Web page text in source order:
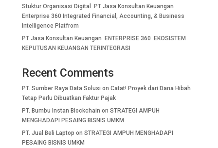
Stuktur Organisasi Digital PT Jasa Konsultan Keuangan
Enterprise 360 Integrated Financial, Accounting, & Business
Intelligence Platfrom
PT Jasa Konsultan Keuangan ENTERPRISE 360 EKOSISTEM
KEPUTUSAN KEUANGAN TERINTEGRASI
Recent Comments
PT. Sumber Raya Data Solusi on Catat! Proyek dari Dana Hibah
Tetap Perlu Dibuatkan Faktur Pajak
PT. Bumbu Instan Blockchain on STRATEGI AMPUH
MENGHADAPI PESAING BISNIS UMKM
PT. Jual Beli Laptop on STRATEGI AMPUH MENGHADAPI
PESAING BISNIS UMKM